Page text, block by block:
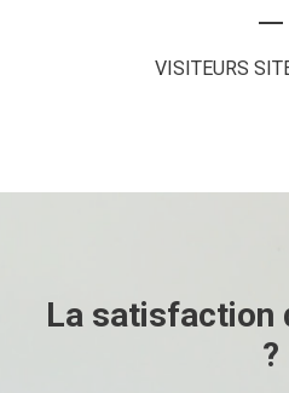
VISITEURS
La satisfaction
?